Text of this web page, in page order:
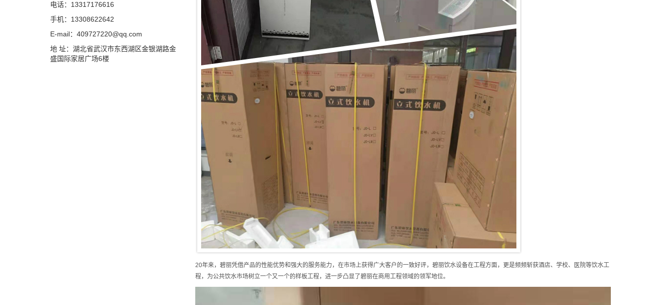
20年来，碧丽凭借产品的性能优势和强大的服务能力，在市场上获得广大客户的一致好评，碧丽饮水设备在工程方面，更是频频斩获酒店、学校、医院等饮水工
程，为公共饮水市场树立一个又一个的样板工程，进一步凸显了碧丽在商用工程领域的领军地位。
电话：13317176616
手机：13308622642
E-mail：409727220@qq.com
地 址：湖北省武汉市东西湖区金银湖路金
盛国际家居广场6楼